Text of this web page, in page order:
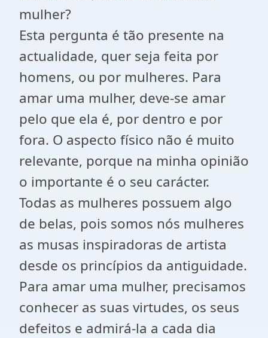
mulher?
Esta pergunta é tão presente na
actualidade, quer seja feita por
homens, ou por mulheres. Para
amar uma mulher, deve-se amar
pelo que ela é, por dentro e por
fora. O aspecto físico não é muito
relevante, porque na minha opinião
o importante é o seu carácter.
Todas as mulheres possuem algo
de belas, pois somos nós mulheres
as musas inspiradoras de artista
desde os princípios da antiguidade.
Para amar uma mulher, precisamos
conhecer as suas virtudes, os seus
defeitos e admirá-la a cada dia